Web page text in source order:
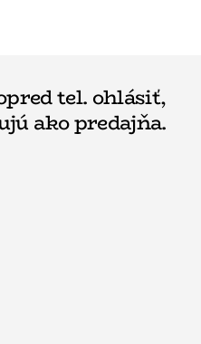
tel. ohlásiť,
ako predajňa.